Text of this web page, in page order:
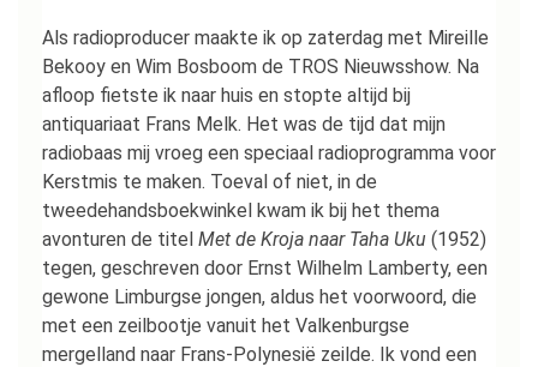
Als radioproducer maakte ik op zaterdag met Mireille
Bekooy en Wim Bosboom de TROS Nieuwsshow. Na
afloop fietste ik naar huis en stopte altijd bij
antiquariaat Frans Melk. Het was de tijd dat mijn
radiobaas mij vroeg een speciaal radioprogramma voor
Kerstmis te maken. Toeval of niet, in de
tweedehandsboekwinkel kwam ik bij het thema
avonturen de titel Met de Kroja naar Taha Uku (1952)
tegen, geschreven door Ernst Wilhelm Lamberty, een
gewone Limburgse jongen, aldus het voorwoord, die
met een zeilbootje vanuit het Valkenburgse
mergelland naar Frans-Polynesië zeilde. Ik vond een